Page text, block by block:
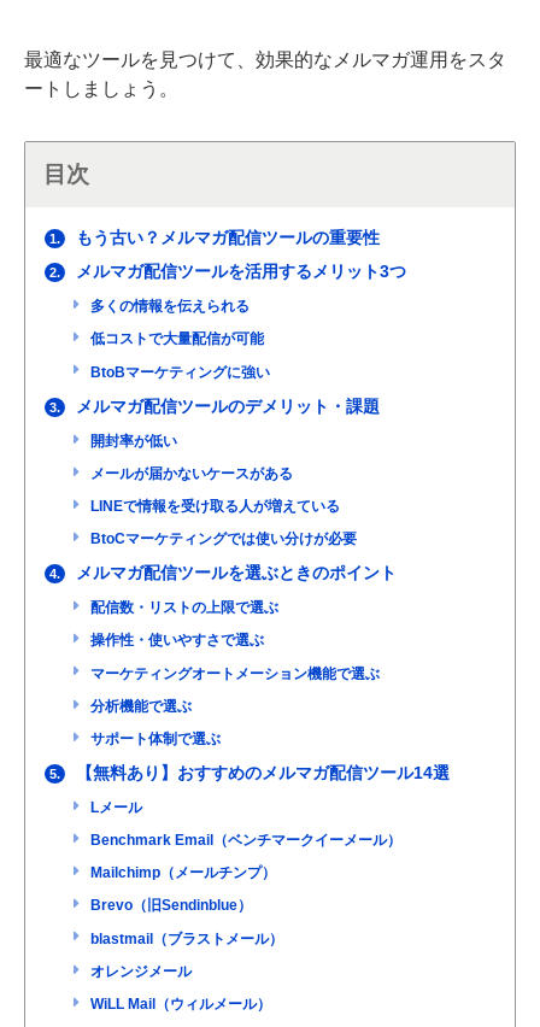
最適なツールを見つけて、効果的なメルマガ運用をスタ
ートしましょう。
目次
1. もう古い？メルマガ配信ツールの重要性
2. メルマガ配信ツールを活用するメリット3つ
多くの情報を伝えられる
低コストで大量配信が可能
BtoBマーケティングに強い
3. メルマガ配信ツールのデメリット・課題
開封率が低い
メールが届かないケースがある
LINEで情報を受け取る人が増えている
BtoCマーケティングでは使い分けが必要
4. メルマガ配信ツールを選ぶときのポイント
配信数・リストの上限で選ぶ
操作性・使いやすさで選ぶ
マーケティングオートメーション機能で選ぶ
分析機能で選ぶ
サポート体制で選ぶ
5. 【無料あり】おすすめのメルマガ配信ツール14選
Lメール
Benchmark Email（ベンチマークイーメール）
Mailchimp（メールチンプ）
Brevo（旧Sendinblue）
blastmail（ブラストメール）
オレンジメール
WiLL Mail（ウィルメール）